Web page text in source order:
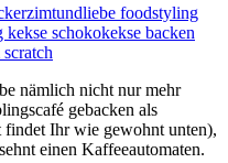
nämlich nicht nur mehr
gebacken als
findet Ihr wie gewohnt unten),
einen Kaffeeautomaten.